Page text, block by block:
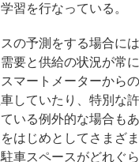
習を行なっている。
の予測をする場合に
要と供給の状況が常
マートメーターから
していたり、特別な
いる例外的な場合も
はじめとしてさまざ
車スペースがどれぐ